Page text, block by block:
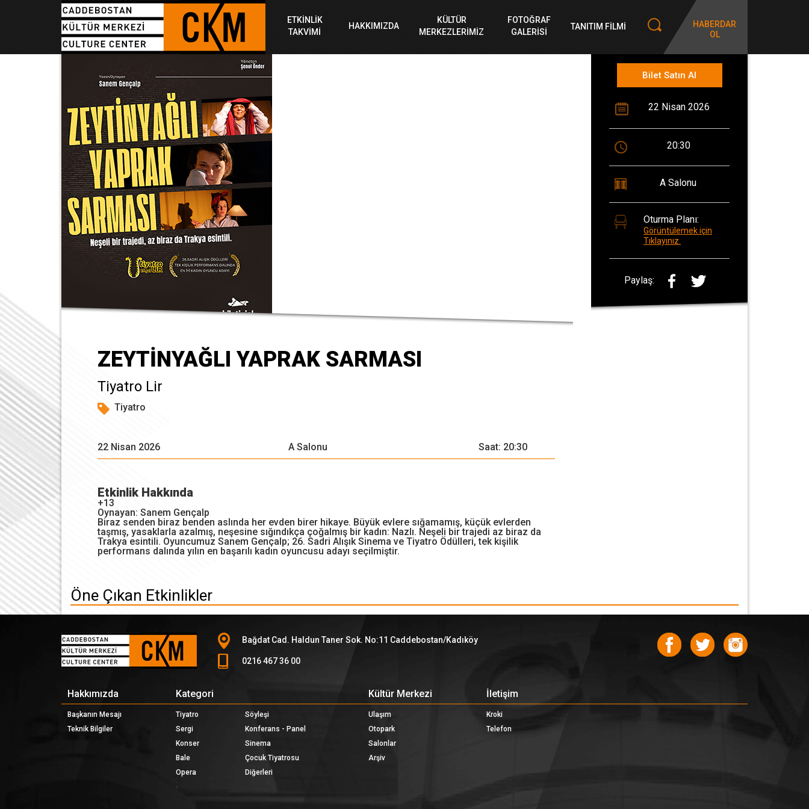
ETKİNLİK
TAKVİMİ
HAKKIMIZDA
KÜLTÜR
MERKEZLERİMİZ
FOTOĞRAF
GALERİSİ
TANITIM FİLMİ
HABERDAR
OL
Bilet Satın Al
22 Nisan 2026
20:30
A Salonu
Oturma Planı:
Görüntülemek için
Tıklayınız.
Paylaş:
ZEYTİNYAĞLI YAPRAK SARMASI
Tiyatro Lir
Tiyatro
22 Nisan 2026 A Salonu Saat: 20:30
Etkinlik Hakkında
+13
Oynayan: Sanem Gençalp
Biraz senden biraz benden aslında her evden birer hikaye. Büyük evlere sığamamış, küçük evlerden
taşmış, yasaklarla azalmış, neşesine sığındıkça çoğalmış bir kadın: Nazlı. Neşeli bir trajedi az biraz da
Trakya esintili. Oyuncumuz Sanem Gençalp; 26. Sadri Alışık Sinema ve Tiyatro Ödülleri, tek kişilik
performans dalında yılın en başarılı kadın oyuncusu adayı seçilmiştir.
Öne Çıkan Etkinlikler
Bağdat Cad. Haldun Taner Sok. No:11 Caddebostan/Kadıköy
0216 467 36 00
Hakkımızda
Başkanın Mesajı
Teknik Bilgiler
Kategori
Tiyatro
Söyleşi
Sergi
Konferans - Panel
Konser
Sinema
Bale
Çocuk Tiyatrosu
Opera
Diğerleri
Kültür Merkezi
Ulaşım
Otopark
Salonlar
Arşiv
İletişim
Kroki
Telefon